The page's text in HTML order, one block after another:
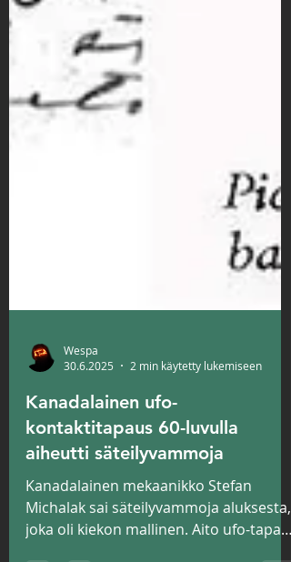
30.6.2025
2 min käytetty lukemiseen
Kanadalainen ufo-
kontaktitapaus 60-luvulla
aiheutti säteilyvammoja